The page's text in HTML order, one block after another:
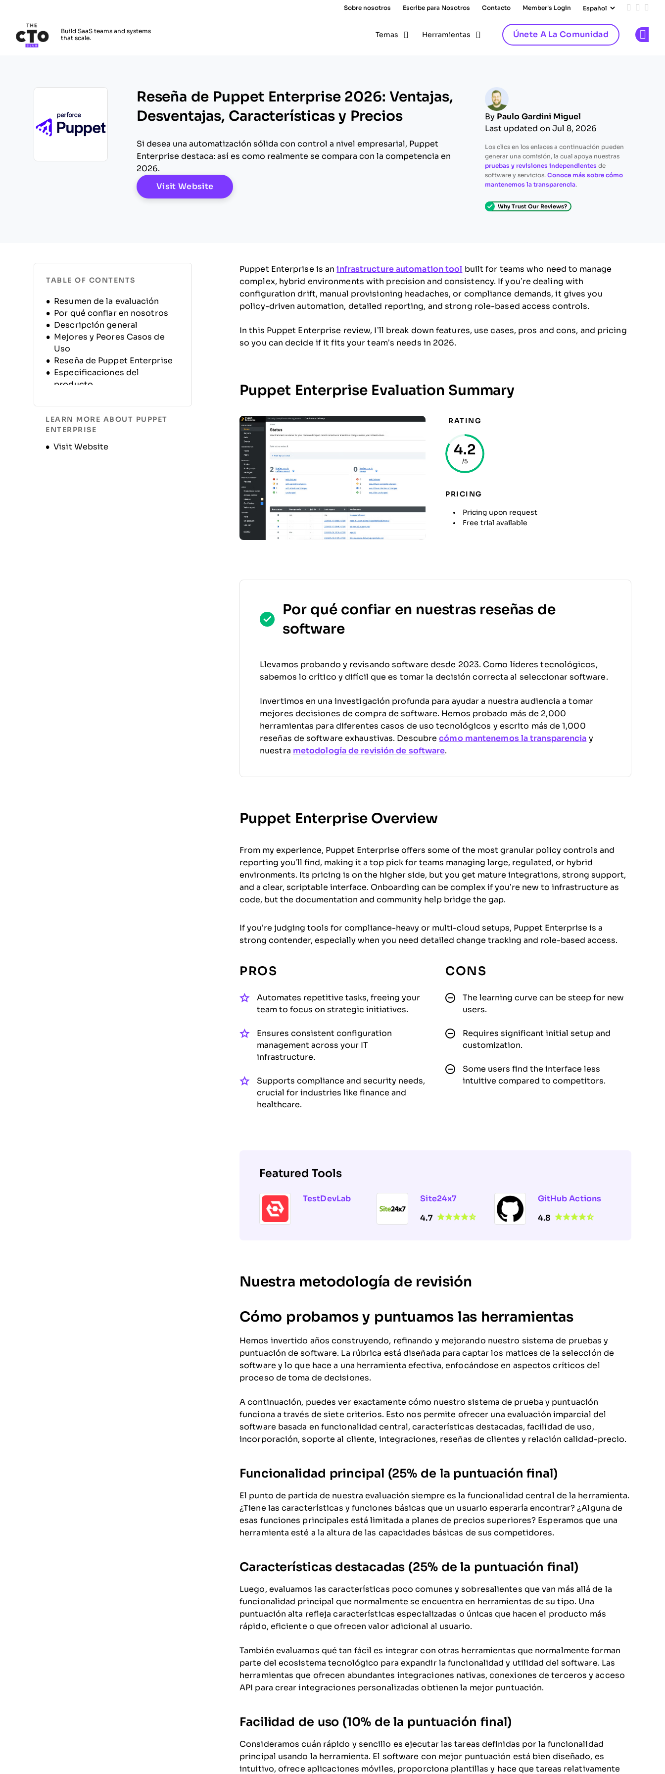
Sobre nosotros Escribe para Nosotros Contacto Member's Login Add us
Follow
Build SaaS teams and systems
that scale.
Temas Herramientas Únete A La Comunidad
Reseña de Puppet Enterprise 2026: Ventajas,
Desventajas, Características y Precios
Si desea una automatización sólida con control a nivel empresarial, Puppet
Enterprise destaca: así es como realmente se compara con la competencia en
2026.
Visit WebsiteOpens New Window
By Paulo Gardini Miguel
Last updated on Jul 8, 2026
Los clics en los enlaces a continuación pueden
generar una comisión, la cual apoya nuestras
pruebas y revisiones independientes de
software y servicios. Conoce más sobre cómo
mantenemos la transparencia.
Why Trust Our Reviews?
TABLE OF CONTENTS
Resumen de la evaluación
Por qué confiar en nosotros
Descripción general
Mejores y Peores Casos de
Uso
Reseña de Puppet Enterprise
Especificaciones del
producto
Preguntas frecuentes
Historia de la empresa
LEARN MORE ABOUT PUPPET
ENTERPRISE
Visit Website
Opens new window
Puppet Enterprise is aninfrastructure automation tool built for teams who need to manage
complex, hybrid environments with precision and consistency. If you’re dealing with
configuration drift, manual provisioning headaches, or compliance demands, it gives you
policy-driven automation, detailed reporting, and strong role-based access controls.
In this Puppet Enterprise review, I’ll break down features, use cases, pros and cons, and pricing
so you can decide if it fits your team’s needs in 2026.
Puppet Enterprise Evaluation Summary
RATING
4.2
/5
PRICING
Pricing upon request
Free trial available
Por qué confiar en nuestras reseñas de
software
Llevamos probando y revisando software desde 2023. Como líderes tecnológicos,
sabemos lo crítico y difícil que es tomar la decisión correcta al seleccionar software.
Invertimos en una investigación profunda para ayudar a nuestra audiencia a tomar
mejores decisiones de compra de software. Hemos probado más de 2,000
herramientas para diferentes casos de uso tecnológicos y escrito más de 1,000
reseñas de software exhaustivas. Descubrecómo mantenemos la transparencia y
nuestra metodología de revisión de software.
Puppet Enterprise Overview
From my experience, Puppet Enterprise offers some of the most granular policy controls and
reporting you’ll find, making it a top pick for teams managing large, regulated, or hybrid
environments. Its pricing is on the higher side, but you get mature integrations, strong support,
and a clear, scriptable interface. Onboarding can be complex if you’re new to infrastructure as
code, but the documentation and community help bridge the gap.
If you’re judging tools for compliance-heavy or multi-cloud setups, Puppet Enterprise is a
strong contender, especially when you need detailed change tracking and role-based access.
PROS
Automates repetitive tasks, freeing your
team to focus on strategic initiatives.
Ensures consistent configuration
management across your IT
infrastructure.
Supports compliance and security needs,
crucial for industries like finance and
healthcare.
CONS
The learning curve can be steep for new
users.
Requires significant initial setup and
customization.
Some users find the interface less
intuitive compared to competitors.
Featured Tools
TestDevLab Site24x7
4.7
GitHub Actions
4.8
Nuestra metodología de revisión
Cómo probamos y puntuamos las herramientas
Hemos invertido años construyendo, refinando y mejorando nuestro sistema de pruebas y
puntuación de software. La rúbrica está diseñada para captar los matices de la selección de
software y lo que hace a una herramienta efectiva, enfocándose en aspectos críticos del
proceso de toma de decisiones.
A continuación, puedes ver exactamente cómo nuestro sistema de prueba y puntuación
funciona a través de siete criterios. Esto nos permite ofrecer una evaluación imparcial del
software basada en funcionalidad central, características destacadas, facilidad de uso,
incorporación, soporte al cliente, integraciones, reseñas de clientes y relación calidad-precio.
Funcionalidad principal (25% de la puntuación final)
El punto de partida de nuestra evaluación siempre es la funcionalidad central de la herramienta.
¿Tiene las características y funciones básicas que un usuario esperaría encontrar? ¿Alguna de
esas funciones principales está limitada a planes de precios superiores? Esperamos que una
herramienta esté a la altura de las capacidades básicas de sus competidores.
Características destacadas (25% de la puntuación final)
Luego, evaluamos las características poco comunes y sobresalientes que van más allá de la
funcionalidad principal que normalmente se encuentra en herramientas de su tipo. Una
puntuación alta refleja características especializadas o únicas que hacen el producto más
rápido, eficiente o que ofrecen valor adicional al usuario.
También evaluamos qué tan fácil es integrar con otras herramientas que normalmente forman
parte del ecosistema tecnológico para expandir la funcionalidad y utilidad del software. Las
herramientas que ofrecen abundantes integraciones nativas, conexiones de terceros y acceso
API para crear integraciones personalizadas obtienen la mejor puntuación.
Facilidad de uso (10% de la puntuación final)
Consideramos cuán rápido y sencillo es ejecutar las tareas definidas por la funcionalidad
principal usando la herramienta. El software con mejor puntuación está bien diseñado, es
intuitivo, ofrece aplicaciones móviles, proporciona plantillas y hace que tareas relativamente